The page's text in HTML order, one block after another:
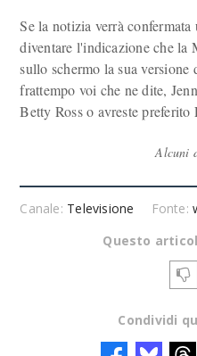
Se la notizia verrà
diventare l'indicazione che la
sullo schermo la sua versione
frattempo voi che ne dite,
Betty Ross o avreste
Alcuni
Canale: Televisione Fonte:
Questo
Condividi